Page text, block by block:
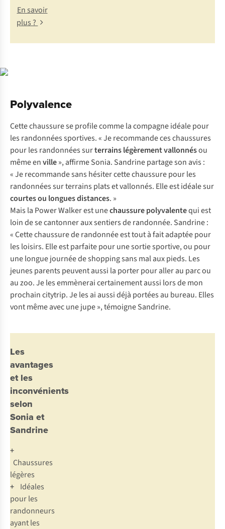
En savoir
plus ?
Polyvalence
Cette chaussure se profile comme la compagne idéale pour
les randonnées sportives. « Je recommande ces chaussures
pour les randonnées surterrains légèrement vallonnésou
même enville», affirme Sonia. Sandrine partage son avis :
« Je recommande sans hésiter cette chaussure pour les
randonnées sur terrains plats et vallonnés. Elle est idéale sur
courtes ou longues distances. »
Mais la Power Walker est unechaussure polyvalentequi est
loin de se cantonner aux sentiers de randonnée. Sandrine :
« Cette chaussure de randonnée est tout à fait adaptée pour
les loisirs. Elle est parfaite pour une sortie sportive, ou pour
une longue journée de shopping sans mal aux pieds. Les
jeunes parents peuvent aussi la porter pour aller au parc ou
au zoo. Je les emmènerai certainement aussi lors de mon
prochain citytrip. Je les ai aussi déjà portées au bureau. Elles
vont même avec une jupe », témoigne Sandrine.
Les
avantages
et les
inconvénients
selon
Sonia et
Sandrine
+
Chaussures
légères
+ Idéales
pour les
randonneurs
ayant les